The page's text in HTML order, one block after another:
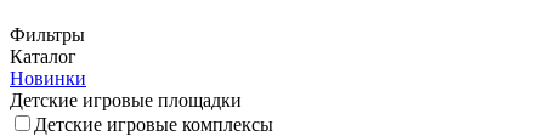
Фильтры
Каталог
Новинки
Детские игровые площадки
Детские игровые комплексы